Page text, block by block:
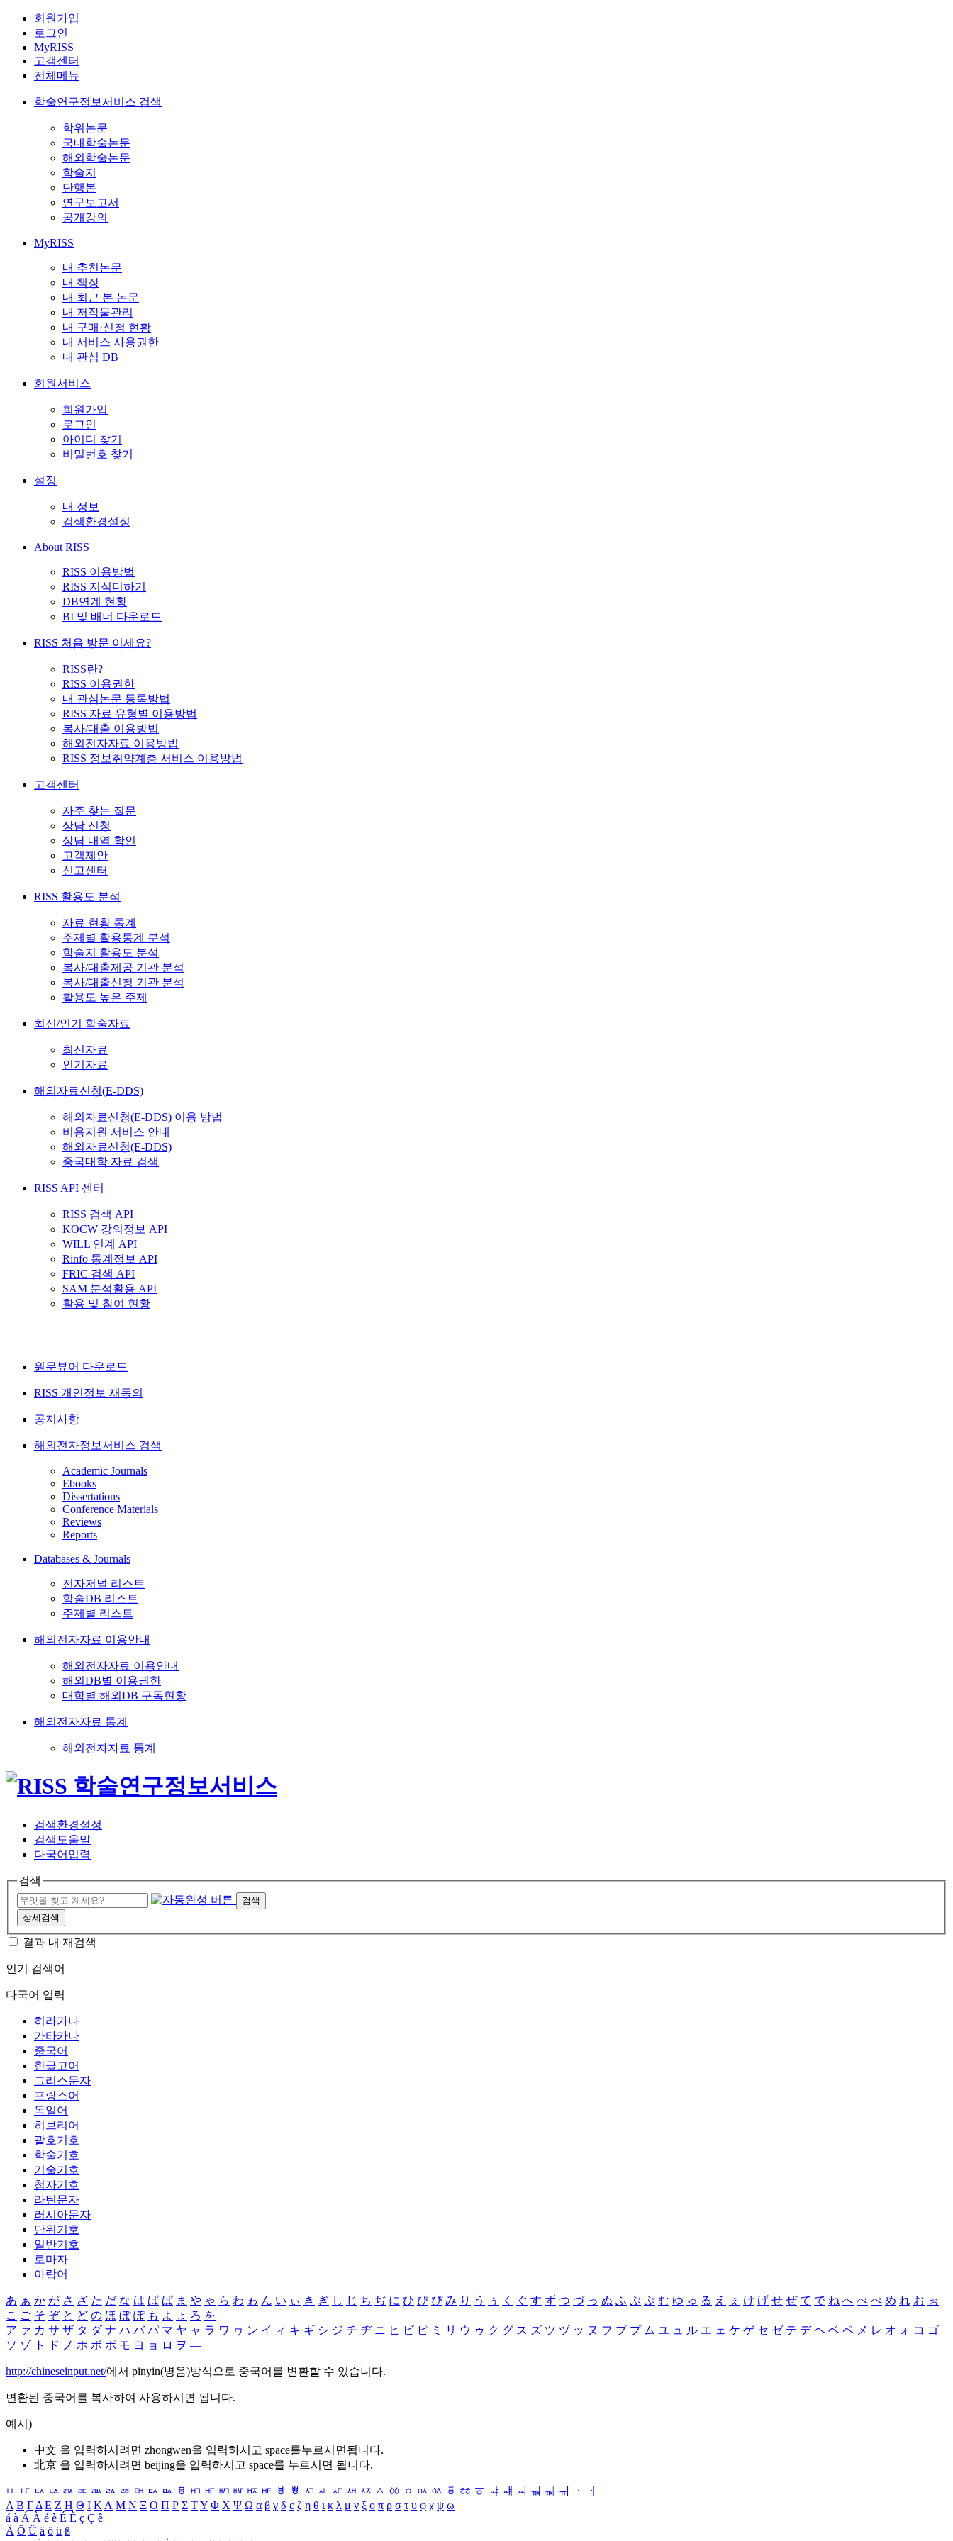
회원가입
로그인
MyRISS
고객센터
전체메뉴
학술연구정보서비스 검색
학위논문
국내학술논문
해외학술논문
학술지
단행본
연구보고서
공개강의
MyRISS
내 추천논문
내 책장
내 최근 본 논문
내 저작물관리
내 구매·신청 현황
내 서비스 사용권한
내 관심 DB
회원서비스
회원가입
로그인
아이디 찾기
비밀번호 찾기
설정
내 정보
검색환경설정
About RISS
RISS 이용방법
RISS 지식더하기
DB연계 현황
BI 및 배너 다운로드
RISS 처음 방문 이세요?
RISS란?
RISS 이용권한
내 관심논문 등록방법
RISS 자료 유형별 이용방법
복사/대출 이용방법
해외전자자료 이용방법
RISS 정보취약계층 서비스 이용방법
고객센터
자주 찾는 질문
상담 신청
상담 내역 확인
고객제안
신고센터
RISS 활용도 분석
자료 현황 통계
주제별 활용통계 분석
학술지 활용도 분석
복사/대출제공 기관 분석
복사/대출신청 기관 분석
활용도 높은 주제
최신/인기 학술자료
최신자료
인기자료
해외자료신청(E-DDS)
해외자료신청(E-DDS) 이용 방법
비용지원 서비스 안내
해외자료신청(E-DDS)
중국대학 자료 검색
RISS API 센터
RISS 검색 API
KOCW 강의정보 API
WILL 연계 API
Rinfo 통계정보 API
FRIC 검색 API
SAM 분석활용 API
활용 및 참여 현황
원문뷰어 다운로드
RISS 개인정보 재동의
공지사항
해외전자정보서비스 검색
Academic Journals
Ebooks
Dissertations
Conference Materials
Reviews
Reports
Databases & Journals
전자저널 리스트
학술DB 리스트
주제별 리스트
해외전자자료 이용안내
해외전자자료 이용안내
해외DB별 이용권한
대학별 해외DB 구독현황
해외전자자료 통계
해외전자자료 통계
검색환경설정
검색도움말
다국어입력
검색
검색
상세검색
결과 내 재검색
인기 검색어
다국어 입력
히라가나
가타카나
중국어
한글고어
그리스문자
프랑스어
독일어
히브리어
괄호기호
학술기호
기술기호
첨자기호
라틴문자
러시아문자
단위기호
일반기호
로마자
아랍어
あ ぁ か が さ ざ た だ な は ば ぱ ま や ゃ ら わ ゎ ん い ぃ き ぎ し じ ち ぢ に ひ び ぴ み り う ぅ く ぐ す ず つ づ っ ぬ ふ ぶ ぷ む ゆ ゅ る え ぇ け げ せ ぜ て で ね へ べ ぺ め れ お ぉ
こ ご そ ぞ と ど の ほ ぼ ぽ も よ ょ ろ を
ア ァ カ サ ザ タ ダ ナ ハ バ パ マ ヤ ャ ラ ワ ヮ ン イ ィ キ ギ シ ジ チ ヂ ニ ヒ ビ ピ ミ リ ウ ゥ ク グ ス ズ ツ ヅ ッ ヌ フ ブ プ ム ユ ュ ル エ ェ ケ ゲ セ ゼ テ デ ヘ ベ ペ メ レ オ ォ コ ゴ
ソ ゾ ト ド ノ ホ ボ ポ モ ヨ ョ ロ ヲ ―
http://chineseinput.net/에서 pinyin(병음)방식으로 중국어를 변환할 수 있습니다.
변환된 중국어를 복사하여 사용하시면 됩니다.
예시)
中文 을 입력하시려면 zhongwen을 입력하시고 space를누르시면됩니다.
北京 을 입력하시려면 beijing을 입력하시고 space를 누르시면 됩니다.
ㅥ ㅦ ㅧ ㅨ ㅩ ㅪ ㅫ ㅬ ㅭ ㅮ ㅯ ㅰ ㅱ ㅲ ㅳ ㅴ ㅵ ㅶ ㅷ ㅸ ㅹ ㅺ ㅻ ㅼ ㅽ ㅾ ㅿ ㆀ ㆁ ㆂ ㆃ ㆄ ㆅ ㆆ ㆇ ㆈ ㆉ ㆊ ㆋ ㆌ ㆍ
ㆎ
Α Β ΓΔ Ε Ζ Η Θ Ι ΚΛ Μ Ν Ξ Ο Π Ρ Σ ΤΥ Φ Χ Ψ Ω α β γ δ ε ζ η θ ι κ λ μ ν ξ ο π ρ σ τ υ φ χ ψ ω
á à Á À é è É È ç Ç ê
Ä Ö Ü ä ö ü ß